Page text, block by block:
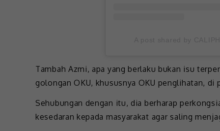
Tambah Azmi, apa yang berlaku bukan isu
golongan OKU, khususnya OKU penglihatan, di
Sehubungan dengan itu, dia berharap
kesedaran kepada masyarakat agar saling